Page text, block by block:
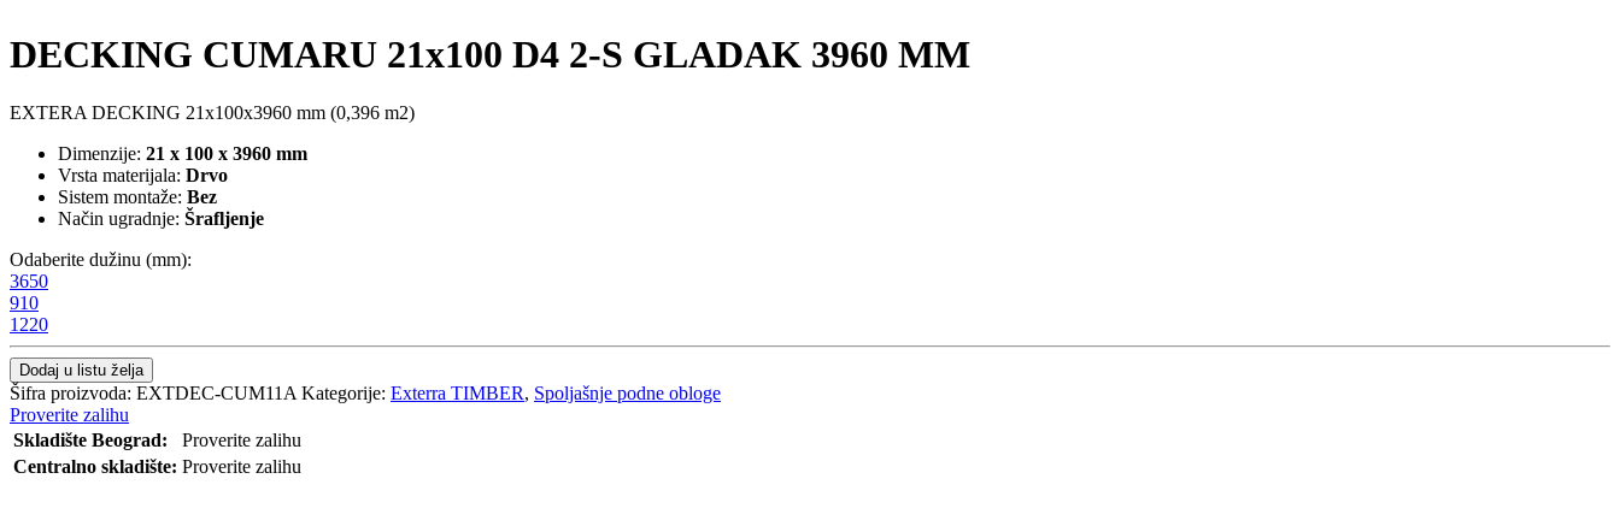
DECKING CUMARU 21x100 D4 2-S GLADAK 3960 MM
EXTERA DECKING 21x100x3960 mm (0,396 m2)
Dimenzije: 21 x 100 x 3960 mm
Vrsta materijala: Drvo
Sistem montaže: Bez
Način ugradnje: Šrafljenje
Odaberite dužinu (mm):
3650
910
1220
Dodaj u listu želja
Šifra proizvoda: EXTDEC-CUM11A Kategorije: Exterra TIMBER, Spoljašnje podne obloge
Proverite zalihu
Skladište Beograd:
Proverite zalihu
Centralno skladište: Proverite zalihu